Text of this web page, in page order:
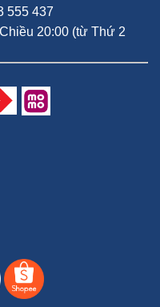
555 437
20:00 (từ Thứ 2